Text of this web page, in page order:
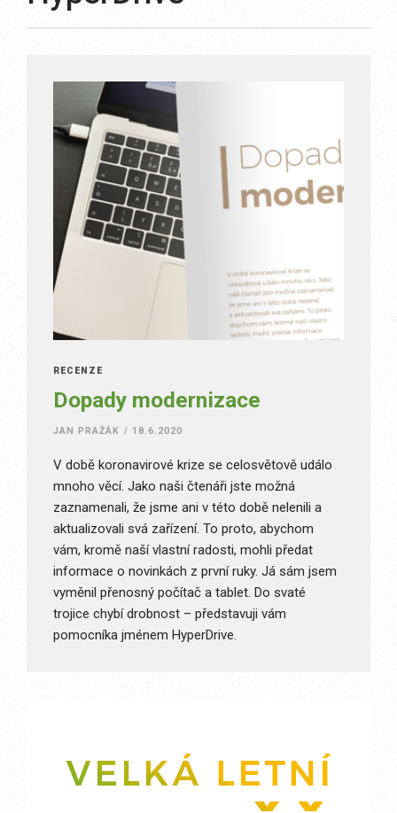
RECENZE
Dopady modernizace
JAN PRAŽÁK / 18.6.2020
V době koronavirové krize se celosvětově událo
mnoho věcí. Jako naši čtenáři jste možná
zaznamenali, že jsme ani v této době nelenili a
aktualizovali svá zařízení. To proto, abychom
vám, kromě naší vlastní radosti, mohli předat
informace o novinkách z první ruky. Já sám jsem
vyměnil přenosný počítač a tablet. Do svaté
trojice chybí drobnost – představuji vám
pomocníka jménem HyperDrive.